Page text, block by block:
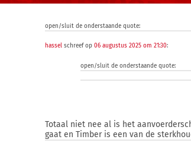
open/sluit de onderstaande quote:
hassel schreef op06 augustus 2025 om 21:30:
open/sluit de onderstaande quote:
Totaal niet nee al is het
gaat en Timber is een van de